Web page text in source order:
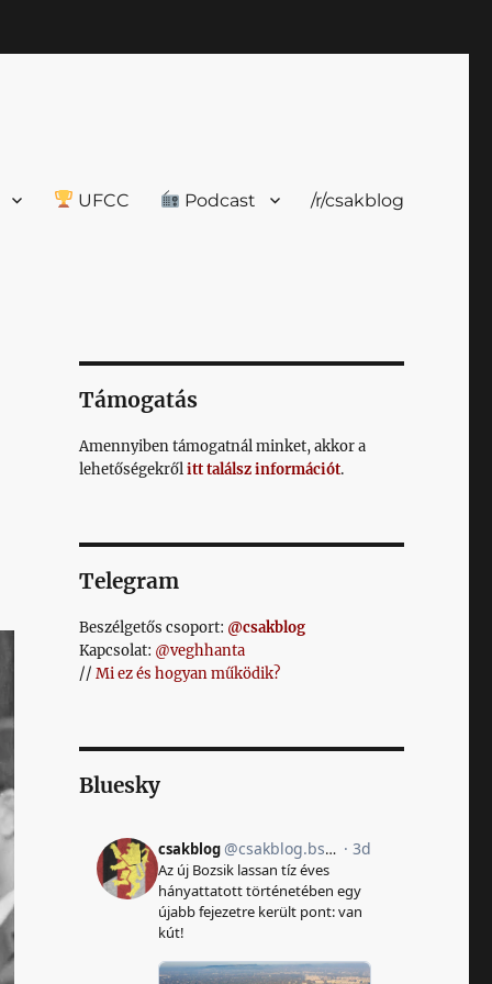
UFCC Podcast /r/csakblog
Támogatás
Amennyiben támogatnál minket, akkor a
lehetőségekrőlitt találsz információt.
Telegram
Beszélgetős csoport: @csakblog
Kapcsolat: @veghhanta
// Mi ez és hogyan működik?
Bluesky